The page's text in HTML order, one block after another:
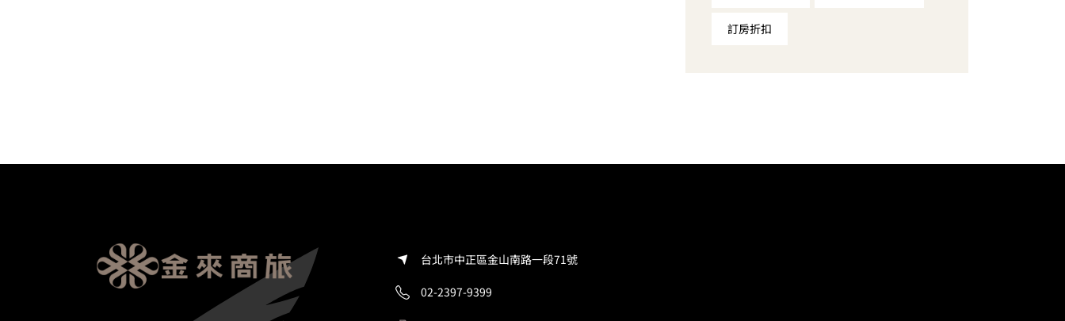
訂房折扣
台北市中正區金山南路一段71號
02-2397-9399